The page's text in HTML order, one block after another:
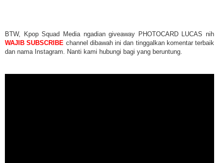
BTW, Kpop Squad Media ngadian giveaway PHOTOCARD LUCAS nih
WAJIB SUBSCRIBE channel dibawah ini dan tinggalkan komentar terbaik
dan nama Instagram. Nanti kami hubungi bagi yang beruntung.